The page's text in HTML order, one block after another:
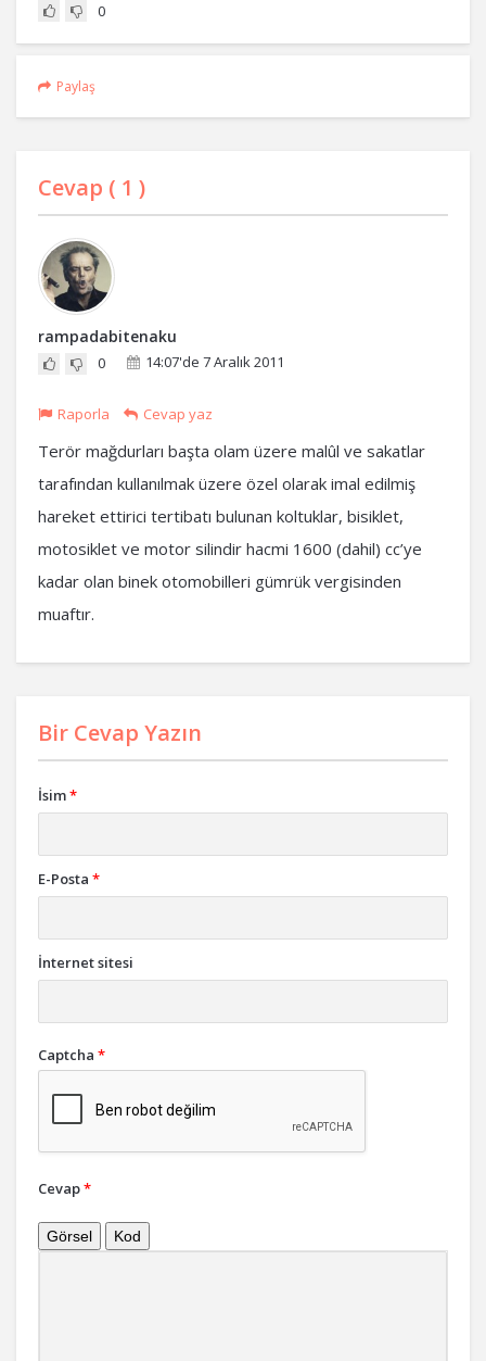
0
Paylaş
Cevap ( 1 )
rampadabitenaku
0 14:07'de 7 Aralık 2011
Raporla Cevap yaz
Terör mağdurları başta olam üzere malûl ve sakatlar
tarafından kullanılmak üzere özel olarak imal edilmiş
hareket ettirici tertibatı bulunan koltuklar, bisiklet,
motosiklet ve motor silindir hacmi 1600 (dahil) cc’ye
kadar olan binek otomobilleri gümrük vergisinden
muaftır.
Bir Cevap Yazın
İsim*
E-Posta *
İnternet sitesi
Captcha *
Cevap*
Görsel Kod